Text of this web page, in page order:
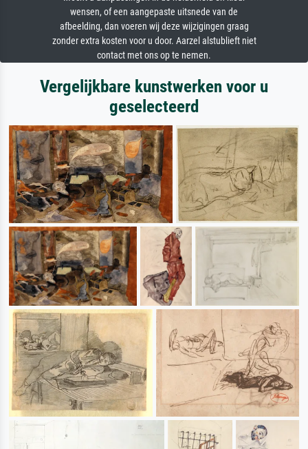
wensen, of een aangepaste uitsnede van de
afbeelding, dan voeren wij deze wijzigingen graag
zonder extra kosten voor u door. Aarzel alstublieft niet
contact met ons op te nemen.
Vergelijkbare kunstwerken voor u
geselecteerd